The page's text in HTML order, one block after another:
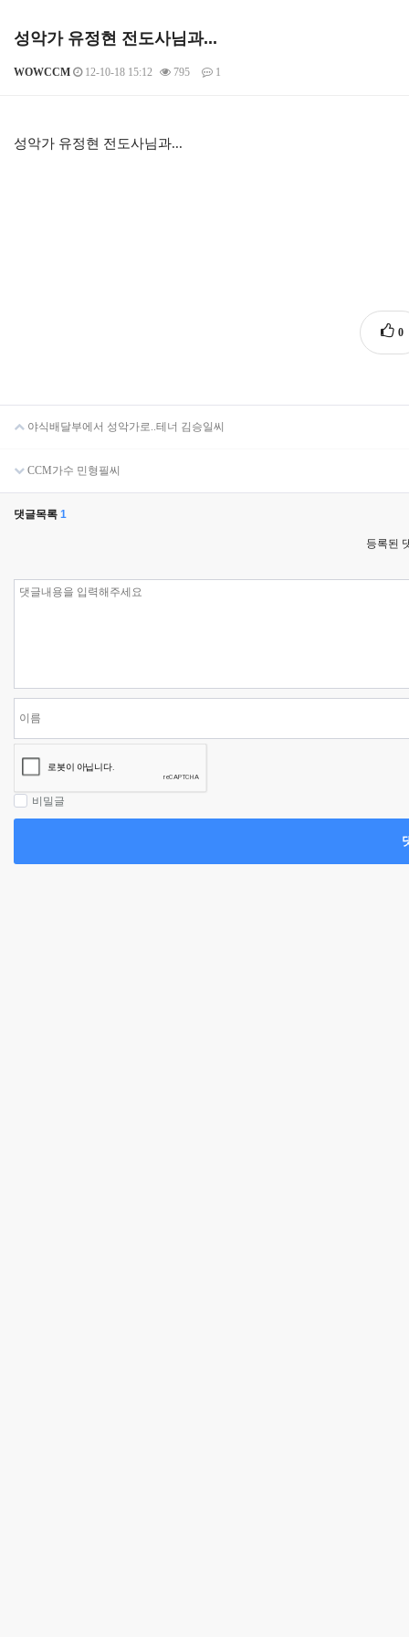
성악가 유정현 전도사님과...
WOWCCM 12-10-18 15:12 795 1
성악가 유정현 전도사님과...
0
야식배달부에서 성악가로..테너 김승일씨
CCM가수 민형필씨
댓글목록 1
등록된
비밀글